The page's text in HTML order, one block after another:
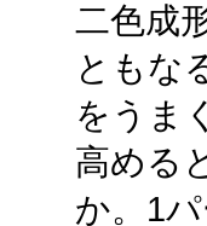
二色成
ともな
をうま
高める
か。1